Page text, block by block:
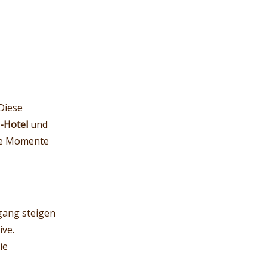
Hotel und
Momente
steigen